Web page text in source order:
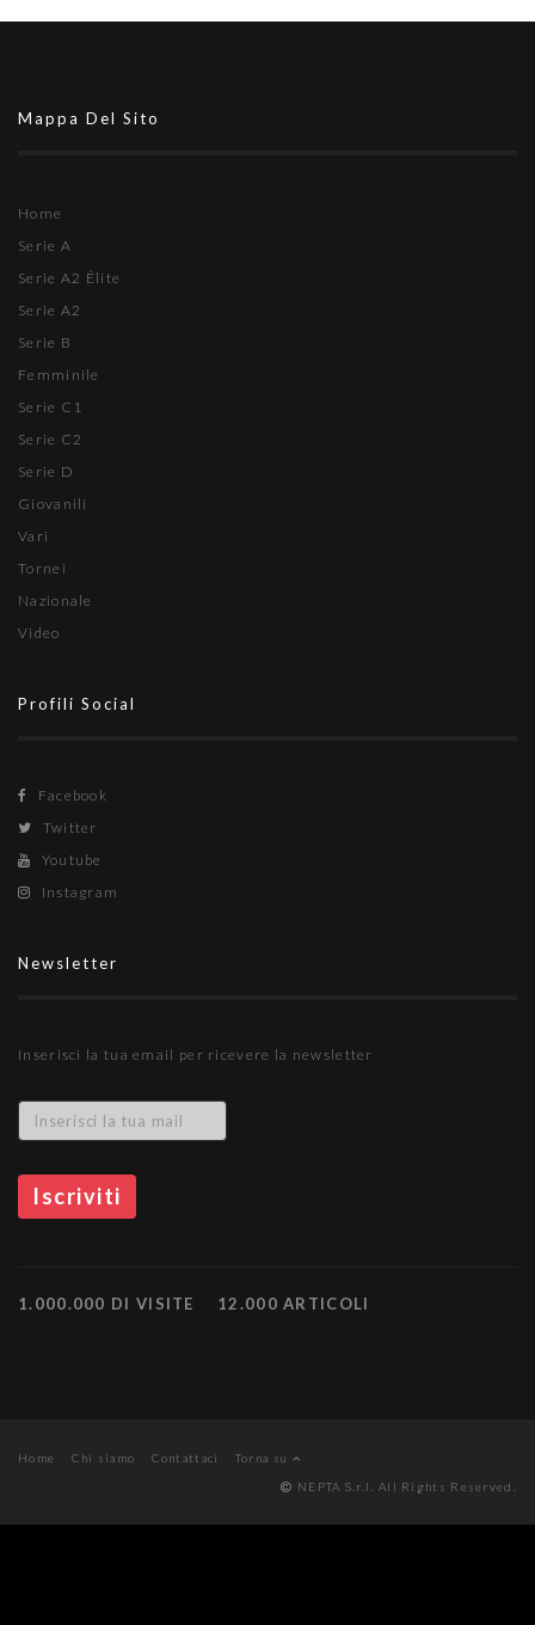
Mappa Del Sito
Home
Serie A
Serie A2 Élite
Serie A2
Serie B
Femminile
Serie C1
Serie C2
Serie D
Giovanili
Vari
Tornei
Nazionale
Video
Profili Social
Facebook
Twitter
Youtube
Instagram
Newsletter
Inserisci la tua email per ricevere la newsletter
1.000.000 DI VISITE 12.000 ARTICOLI
Home Chi siamo Contattaci
Torna su
NEPTA S.r.l. All Rights Reserved.